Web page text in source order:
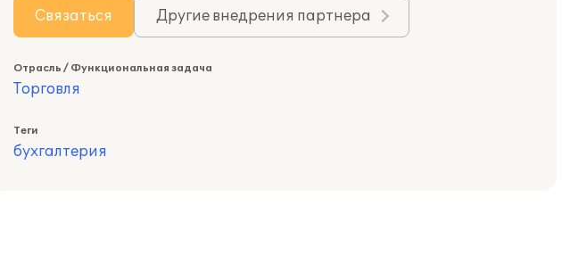
Связаться Другие внедрения партнера
Отрасль / Функциональная задача
Торговля
Теги
бухгалтерия